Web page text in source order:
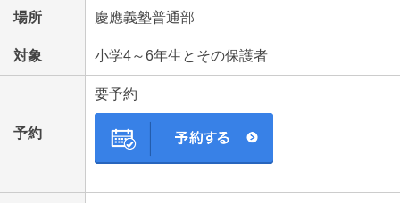
場所 慶應義塾普通部
対象 小学4～6年生とその保護者
予約
要予約